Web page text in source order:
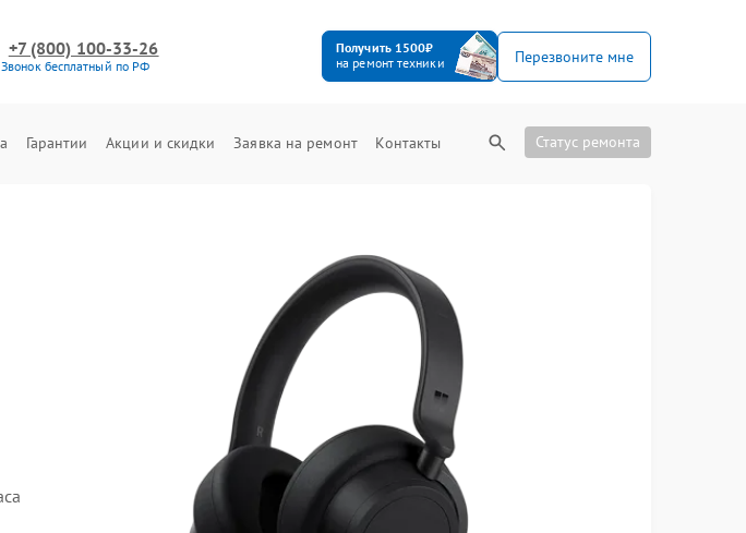
+7 (800) 100-33-26
Звонок бесплатный по РФ
Получить 1500₽
на ремонт техники
Перезвоните мне
Гарантии Акции и скидки Заявка на ремонт Контакты Статус ремонта